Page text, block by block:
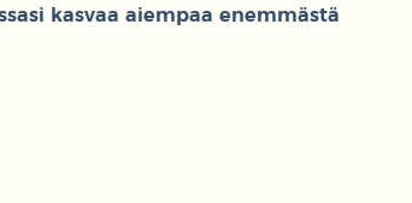
kasvaa aiempaa enemmästä